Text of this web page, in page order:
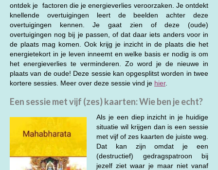
ontdek je factoren die je energieverlies veroorzaken. Je ontdekt
knellende overtuigingen leert de beelden achter deze
overtuigingen kennen. Je gaat zien of deze (oude)
overtuigingen nog bij je passen, of dat daar iets anders voor in
de plaats mag komen. Ook krijg je inzicht in de plaats die het
energietekort in je leven inneemt en welke basis er nodig is om
het energieverlies te verminderen. Zo word je de nieuwe in
plaats van de oude! Deze sessie kan opgesplitst worden in twee
kortere sessies. Meer over deze sessie vind je hier.
Een sessie met vijf (zes) kaarten: Wie ben je echt?
Als je een diep inzicht in je huidige
situatie wil krijgen dan is een sessie
met vijf of zes kaarten de juiste weg.
Dat kan zijn omdat je een
(destructief) gedragspatroon bij
jezelf ziet waar je maar niet vanaf